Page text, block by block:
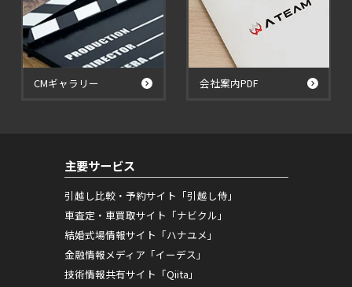
CMギャラリー 会社案内PDF
主要サービス
引越し比較・予約サイト「引越し侍」
車査定・車買取サイト「ナビクル」
結婚式場情報サイト「ハナユメ」
金融情報メディア「イーデス」
技術情報共有サイト「Qiita」